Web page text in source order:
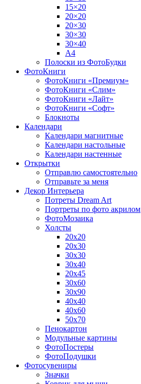
15×20
20×20
20×30
30×30
30×40
A4
Полоски из ФотоБудки
ФотоКниги
ФотоКниги «Премиум»
ФотоКниги «Слим»
ФотоКниги «Лайт»
ФотоКниги «Софт»
Блокноты
Календари
Календари магнитные
Календари настольные
Календари настенные
Открытки
Отправлю самостоятельно
Отправьте за меня
Декор Интерьера
Потреты Dream Art
Портреты по фото акрилом
ФотоМозаика
Холсты
20х20
20х30
30х30
30х40
20х45
30х60
30х90
40х40
40х60
50х70
Пенокартон
Модульные картины
ФотоПостеры
ФотоПодушки
Фотоcувениры
Значки